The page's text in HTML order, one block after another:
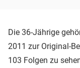
Die 36-Jährige
2011 zur Original-
103 Folgen zu